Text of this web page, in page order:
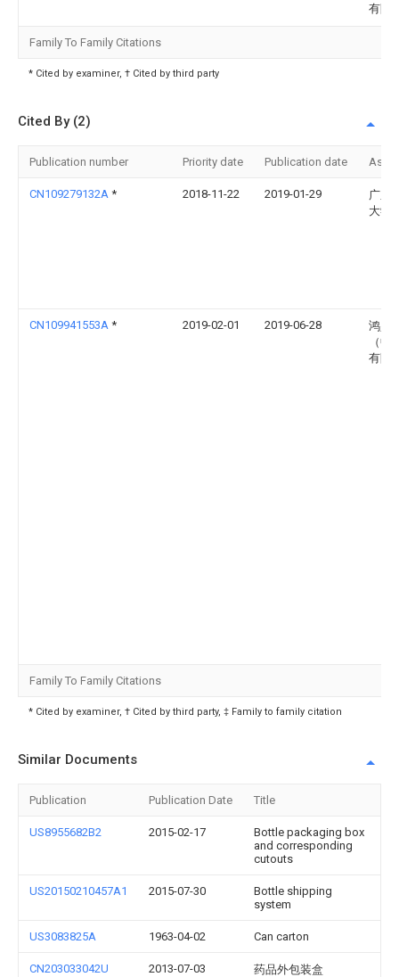
有限
Family To Family Citations
* Cited by examiner, † Cited by third party
Cited By (2)
Publication number Priority date Publication date
CN109279132A * 2018-11-22 2019-01-29
广东
大学
CN109941553A * 2019-02-01 2019-06-28
鸿兴
（中
有限
Family To Family Citations
* Cited by examiner, † Cited by third party, ‡ Family to family citation
Similar Documents
Publication Publication Date Title
US8955682B2 2015-02-17
Bottle packaging box
and corresponding
cutouts
US20150210457A1 2015-07-30
Bottle shipping
system
US3083825A 1963-04-02 Can carton
CN203033042U 2013-07-03 药品外包装盒